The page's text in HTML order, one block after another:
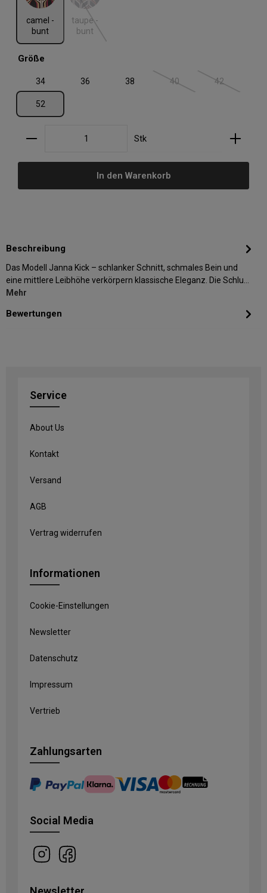
camel -
bunt
camel - bunt
taupe -
bunt
taupe - bunt
(Diese Option ist zurzeit nicht verfügbar.)
Größe
34 36 38 40(Diese Option ist zurzeit
42(Diese
52
Produkt Anzahl: Gib den gewünschten Wert ein
Stk
In den Warenkorb
Beschreibung
Das Modell Janna Kick – schlanker Schnitt, schmales Bein und
eine mittlere Leibhöhe verkörpern klassische Eleganz. Die Schlu…
Mehr
Bewertungen
Service
About Us
Kontakt
Versand
AGB
Vertrag widerrufen
Informationen
Cookie-Einstellungen
Newsletter
Datenschutz
Impressum
Vertrieb
Zahlungsarten
Social Media